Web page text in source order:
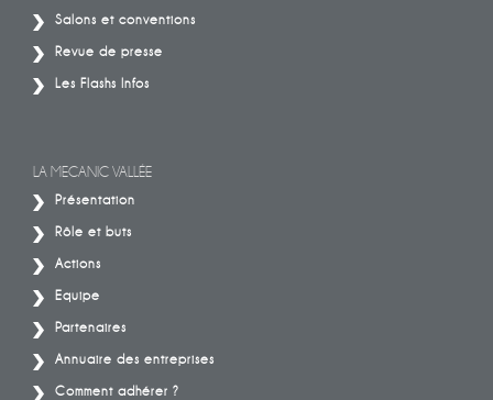
Salons et conventions
Revue de presse
Les Flashs Infos
LA MECANIC VALLÉE
Présentation
Rôle et buts
Actions
Equipe
Partenaires
Annuaire des entreprises
Comment adhérer ?